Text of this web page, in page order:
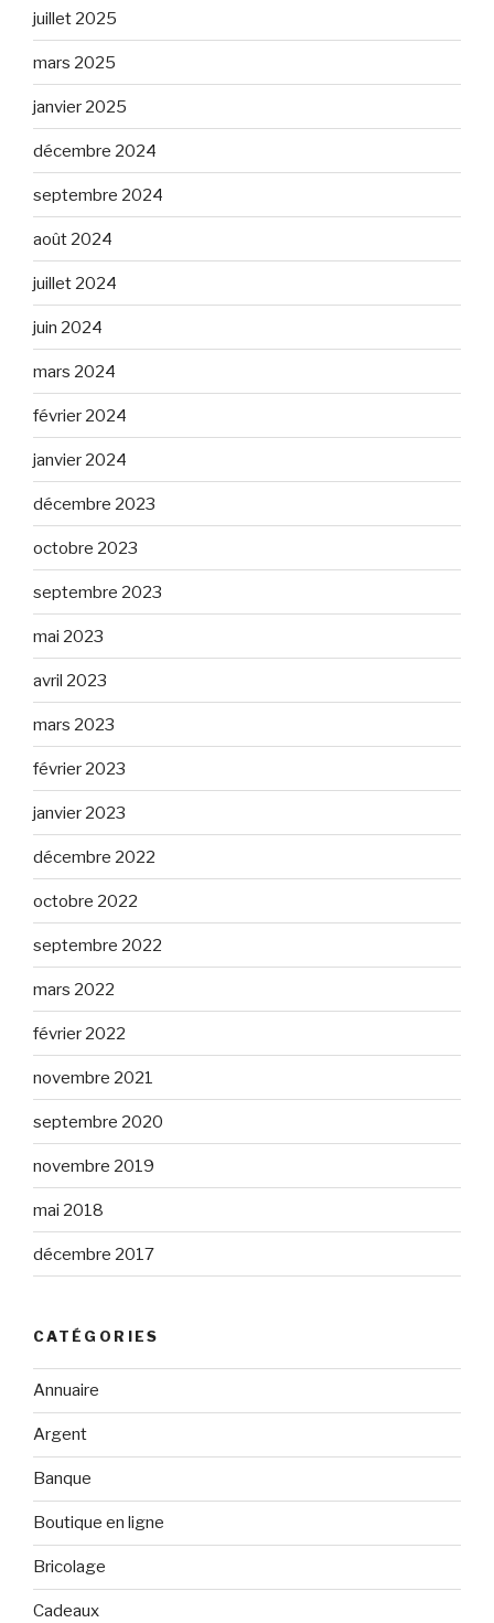
juillet 2025
mars 2025
janvier 2025
décembre 2024
septembre 2024
août 2024
juillet 2024
juin 2024
mars 2024
février 2024
janvier 2024
décembre 2023
octobre 2023
septembre 2023
mai 2023
avril 2023
mars 2023
février 2023
janvier 2023
décembre 2022
octobre 2022
septembre 2022
mars 2022
février 2022
novembre 2021
septembre 2020
novembre 2019
mai 2018
décembre 2017
CATÉGORIES
Annuaire
Argent
Banque
Boutique en ligne
Bricolage
Cadeaux